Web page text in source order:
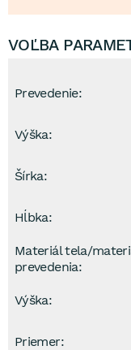
VOĽBA
Prevedenie:
Výška:
Šírka:
Hĺbka:
Materiál tela/
prevedenia:
Výška:
Priemer: